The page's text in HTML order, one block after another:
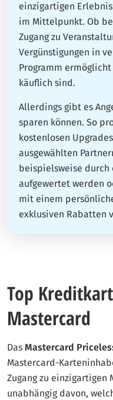
einzigartigen
im Mittelpunkt. Ob
Zugang zu
Vergünstigungen in
Programm
käuflich sind.
Allerdings gibt es
sparen können. So
kostenlosen
ausgewählten
beispielsweise durch
aufgewertet werden
mit einem
exklusiven Rabatten
Top
Mastercard
Das Mastercard
Mastercard-
Zugang zu
unabhängig davon,